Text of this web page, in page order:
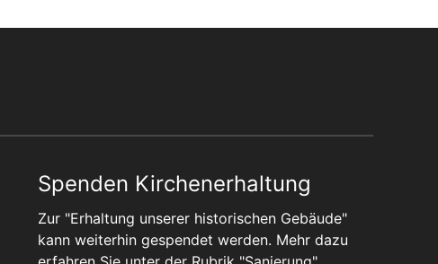
Spenden Kirchenerhaltung
Zur "Erhaltung unserer historischen Gebäude"
kann weiterhin gespendet werden. Mehr dazu